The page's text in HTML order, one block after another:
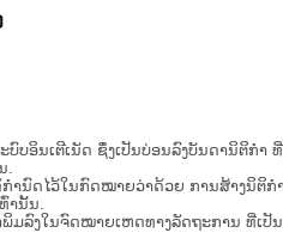
ບ​ອິນ​ເຕີ​ເນັດ ຊຶ່ງ​ເປັນ​ບ່ອນ​ລົງ​ບັນ​ດາ​ນິ​ຕິ​ກຳ
.
ຳ​ນົດ​ໄວ້​ໃນ​ກົດ​ໝາຍ​ວ່າ​ດ້ວຍ​ ການ​ສ້າງ​ນິ​ຕິ​ກ
າ​ນັ້ນ.
ມລົງໃນຈົດໝາຍເຫດທາງລັດຖະການ ທີ່ເປັ